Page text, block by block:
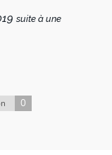
suite à une
0